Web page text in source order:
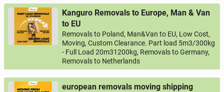
Kanguro Removals to Europe, Man & Van
to EU
Removals to Poland, Man&Van to EU, Low Cost,
Moving, Custom Clearance. Part load 5m3/300kg
- Full Load 20m31200kg, Removals to Germany,
Removals to Netherlands
european removals moving shipping